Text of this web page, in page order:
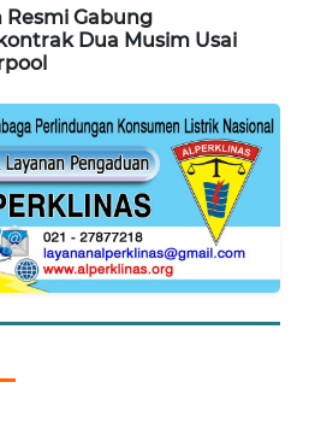
Resmi Gabung
Dua Musim Usai